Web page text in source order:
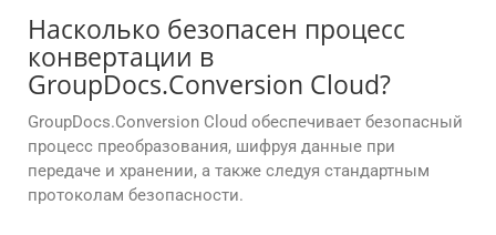
Насколько безопасен процесс
конвертации в
GroupDocs.Conversion Cloud?
GroupDocs.Conversion Cloud обеспечивает безопасный
процесс преобразования, шифруя данные при
передаче и хранении, а также следуя стандартным
протоколам безопасности.